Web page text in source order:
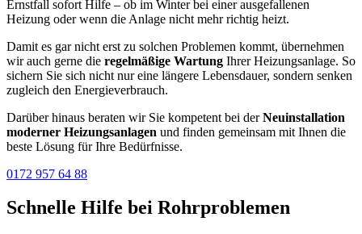
Ernstfall sofort Hilfe – ob im Winter bei einer ausgefallenen
Heizung oder wenn die Anlage nicht mehr richtig heizt.
Damit es gar nicht erst zu solchen Problemen kommt, übernehmen
wir auch gerne die regelmäßige Wartung Ihrer Heizungsanlage. So
sichern Sie sich nicht nur eine längere Lebensdauer, sondern senken
zugleich den Energieverbrauch.
Darüber hinaus beraten wir Sie kompetent bei derNeuinstallation
moderner Heizungsanlagen und finden gemeinsam mit Ihnen die
beste Lösung für Ihre Bedürfnisse.
0172 957 64 88
Schnelle Hilfe bei Rohrproblemen